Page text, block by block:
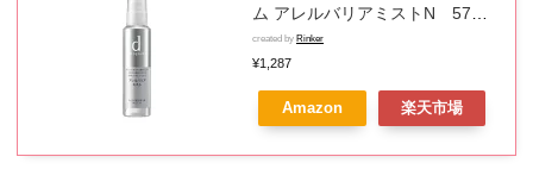
ム アレルバリアミストN 57ml
【送料無料】
created by Rinker
¥1,287
Amazon 楽天市場